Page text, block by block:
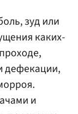
зуд или
каких-
дефекации,
и